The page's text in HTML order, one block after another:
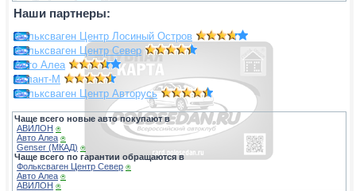
Наши партнеры:
Фольксваген Центр Лосиный Остров
Фольксваген Центр Север
Авто Алеа
Атлант-М
Фольксваген Центр Авторусь
Чаще всего новые авто покупают в
АВИЛОН ⍟
Авто Алеа ⍟
Genser (МКАД) ⍟
Чаще всего по гарантии обращаются в
Фольксваген Центр Север ⍟
Авто Алеа ⍟
АВИЛОН ⍟